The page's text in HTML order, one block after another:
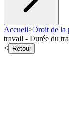
Accueil>Droit de la
travail - Durée du
<
Retour